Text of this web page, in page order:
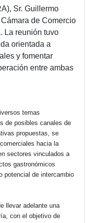
de la
se llevó a cabo un
gran relevancia
Española de
La reunión tuvo
agenda orientada a
y fomentar
cooperación entre
diversos temas